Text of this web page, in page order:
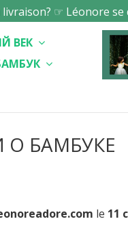
livraison? ☞ Léonore
ВЕК
БАМБУКЕ
le 11